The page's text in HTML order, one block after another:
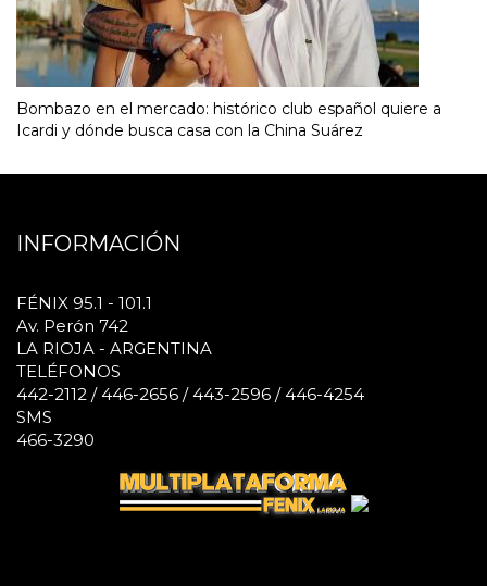
Bombazo en el mercado: histórico club español quiere a
Icardi y dónde busca casa con la China Suárez
INFORMACIÓN
FÉNIX 95.1 - 101.1
Av. Perón 742
LA RIOJA - ARGENTINA
TELÉFONOS
442-2112 / 446-2656 / 443-2596 / 446-4254
SMS
466-3290